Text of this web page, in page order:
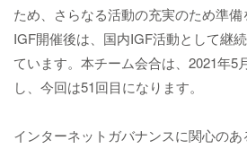
ため、さらなる活動の充実のため準備
IGF開催後は、国内IGF活動として継
ています。本チーム会合は、2021年5
し、今回は51回目になります。
インターネットガバナンスに関心の